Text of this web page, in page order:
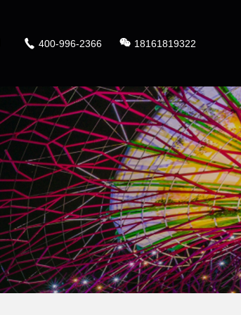
400-996-2366 18161819322